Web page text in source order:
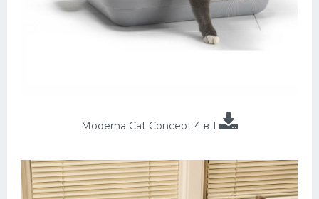
Moderna Cat Concept 4 в 1